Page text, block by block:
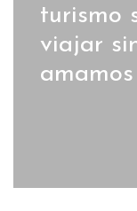
turismo
viajar
amamos